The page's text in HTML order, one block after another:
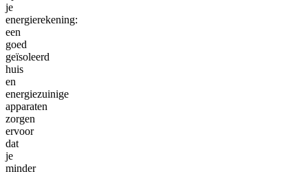
je
energierekening:
een
goed
geïsoleerd
huis
en
energiezuinige
apparaten
zorgen
ervoor
dat
je
minder